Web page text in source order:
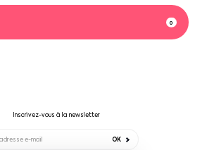
0
Inscrivez-vous à la newsletter
OK